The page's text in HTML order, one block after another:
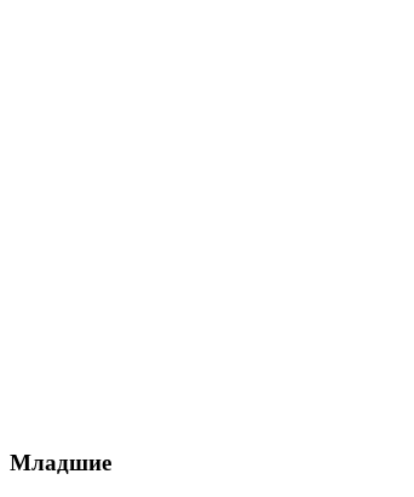
Младшие